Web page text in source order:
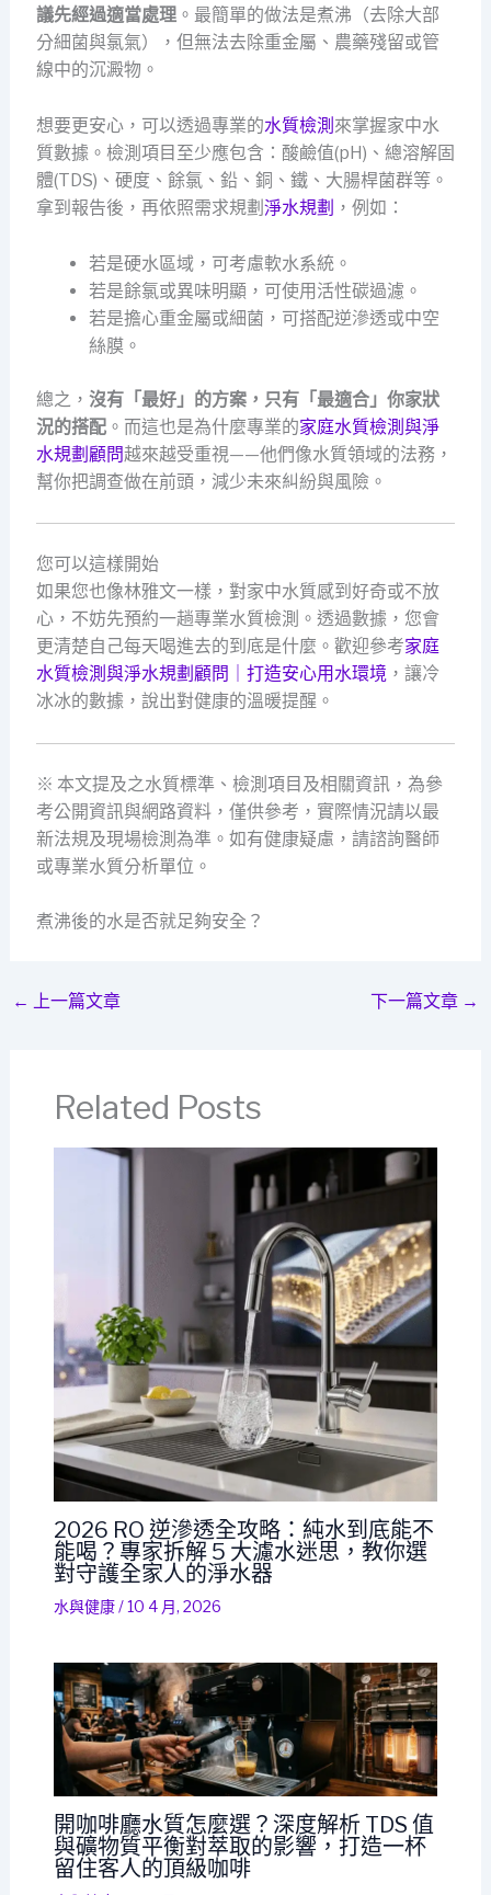
議先經過適當處理。最簡單的做法是煮沸（去除大部
分細菌與氯氣），但無法去除重金屬、農藥殘留或管
線中的沉澱物。
想要更安心，可以透過專業的水質檢測 來掌握家中水
質數據。檢測項目至少應包含：酸鹼值(pH)、總溶解固
體(TDS)、硬度、餘氯、鉛、銅、鐵、大腸桿菌群等。
拿到報告後，再依照需求規劃 淨水規劃 ，例如：
若是硬水區域，可考慮軟水系統。
若是餘氯或異味明顯，可使用活性碳過濾。
若是擔心重金屬或細菌，可搭配逆滲透或中空
絲膜。
總之， 沒有「最好」的方案，只有「最適合」你家狀
況的搭配。而這也是為什麼專業的家庭水質檢測與淨
水規劃顧問越來越受重視——他們像水質領域的法務，
幫你把調查做在前頭，減少未來糾紛與風險。
您可以這樣開始
如果您也像林雅文一樣，對家中水質感到好奇或不放
心，不妨先預約一趟專業水質檢測。透過數據，您會
更清楚自己每天喝進去的到底是什麼。歡迎參考家庭
水質檢測與淨水規劃顧問｜打造安心用水環境，讓冷
冰冰的數據，說出對健康的溫暖提醒。
※ 本文提及之水質標準、檢測項目及相關資訊，為參
考公開資訊與網路資料，僅供參考，實際情況請以最
新法規及現場檢測為準。如有健康疑慮，請諮詢醫師
或專業水質分析單位。
煮沸後的水是否就足夠安全？
← 上一篇文章 下一篇文章 →
Related Posts
2026 RO 逆滲透全攻略：純水到底能不
能喝？專家拆解 5 大濾水迷思，教你選
對守護全家人的淨水器
水與健康/10 4 月, 2026
開咖啡廳水質怎麼選？深度解析 TDS 值
與礦物質平衡對萃取的影響，打造一杯
留住客人的頂級咖啡